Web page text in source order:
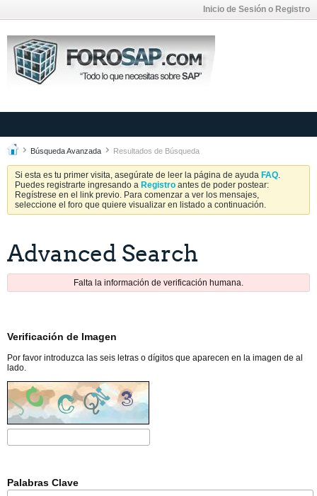
Inicio de Sesión o Registro
Búsqueda Avanzada Resultados de Búsqueda
Si esta es tu primer visita, asegúrate de leer la página de ayuda FAQ.
Puedes registrarte ingresando a Registro antes de poder postear:
Regístrese en el link previo. Para comenzar a ver los mensajes,
seleccione el foro que quiere visualizar en listado a continuación.
Advanced Search
Falta la información de verificación humana.
Verificación de Imagen
Por favor introduzca las seis letras o dígitos que aparecen en la imagen de al
lado.
Palabras Clave